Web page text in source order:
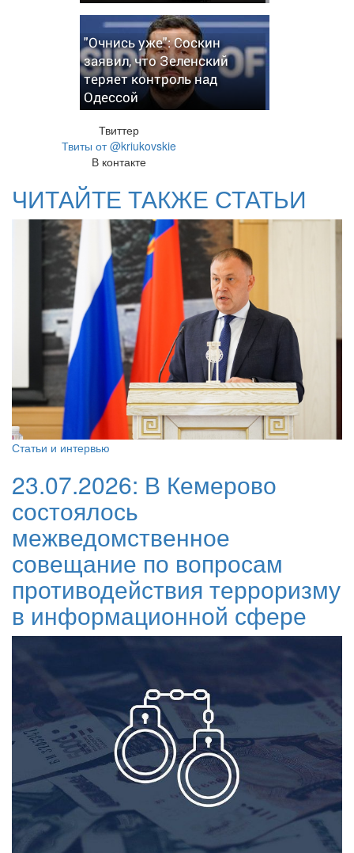
"Очнись уже": Соскин
заявил, что Зеленский
теряет контроль над
Одессой
Твиттер
Твиты от @kriukovskie
В контакте
ЧИТАЙТЕ ТАКЖЕ СТАТЬИ
Статьи и интервью
23.07.2026: В Кемерово
состоялось
межведомственное
совещание по вопросам
противодействия терроризму
в информационной сфере